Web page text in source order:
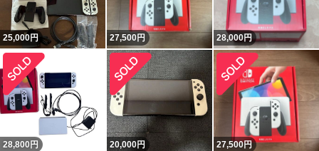
25,000円 27,500円 28,000円
28,800 円 20,000円 27,500円